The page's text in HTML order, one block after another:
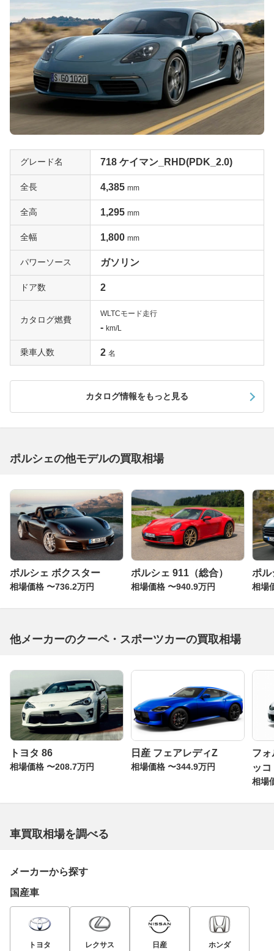
グレード名 718 ケイマン_RHD(PDK_2.0)
全長 4,385 mm
全高 1,295 mm
全幅 1,800 mm
パワーソース ガソリン
ドア数 2
カタログ燃費
WLTCモード走行
- km/L
乗車人数 2 名
カタログ情報をもっと見る
ポルシェの他モデルの買取相場
ポルシェ ボクスター
相場価格 〜736.2万円
ポルシェ 911（総合）
相場価格 〜940.9万円
ポル
相場
他メーカーのクーペ・スポーツカーの買取相場
トヨタ 86
相場価格 〜208.7万円
日産 フェアレディZ
相場価格 〜344.9万円
フォ
ッコ
相場
車買取相場を調べる
メーカーから探す
国産車
トヨタ レクサス 日産 ホンダ